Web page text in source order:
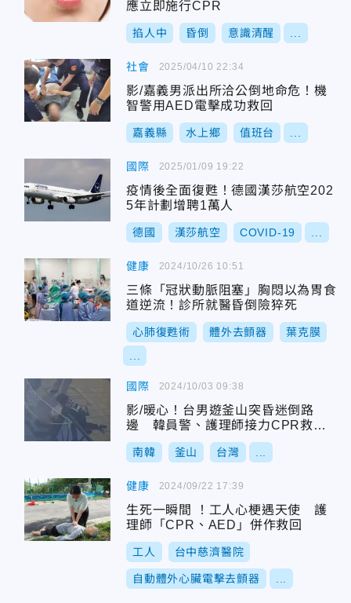
應立即施行CPR
掐人中 昏倒 意識清醒
社會
影/嘉義男派出所洽公倒地命危！機
智警用AED電擊成功救回
嘉義縣 水上鄉 值班台
2025/04/10 22:34
國際
疫情後全面復甦！德國漢莎航空202
5年計劃增聘1萬人
德國 漢莎航空 COVID-19
2025/01/09 19:22
健康
三條「冠狀動脈阻塞」胸悶以為胃食
道逆流！診所就醫昏倒險猝死
心肺復甦術 體外去顫器 葉克膜
2024/10/26 10:51
國際
影/暖心！台男遊釜山突昏迷倒路
邊 韓員警、護理師接力CPR救回
一命
南韓 釜山 台灣
2024/10/03 09:38
健康
生死一瞬間 ！工人心梗遇天使 護
理師「CPR、AED」併作救回
工人 台中慈濟醫院
自動體外心臟電擊去顫器
2024/09/22 17:39